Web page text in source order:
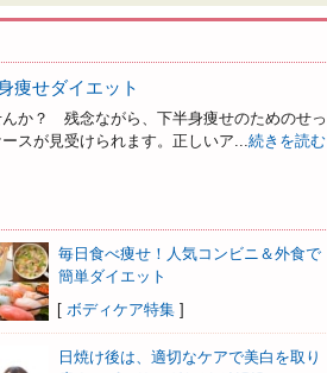
痩せダイエット
か？ 残念ながら、下半身痩せのためのせっ
スが見受けられます。正しいア...続きを読む
毎日食べ痩せ！人気コンビニ＆外食で
簡単ダイエット
[ ボディケア特集]
日焼け後は、適切なケアで美白を取り